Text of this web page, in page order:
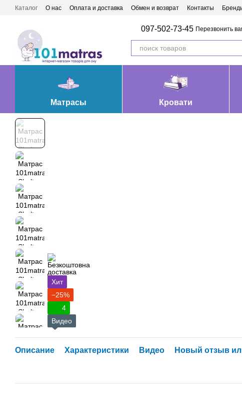
Перейти к основному контенту
Каталог О нас Оплата и доставка Обмен и возврат Контакты
097-502-73-45 Перезвонить
Матрасы Кровати
Хит
−25%
4
Видео
Описание Характеристики Видео Новый отзыв